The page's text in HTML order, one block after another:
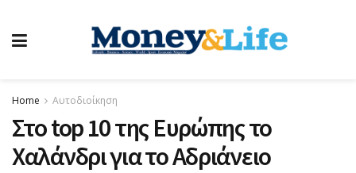
Home Αυτοδιοίκηση
Στo top 10 της Ευρώπης το
Χαλάνδρι για το Αδριάνειο